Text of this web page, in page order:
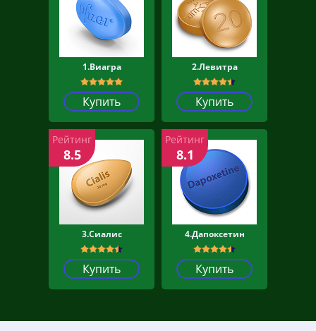
1.Виагра
Купить
2.Левитра
Купить
3.Сиалис
Купить
Рейтинг
8.5
4.Дапоксетин
Купить
Рейтинг
8.1